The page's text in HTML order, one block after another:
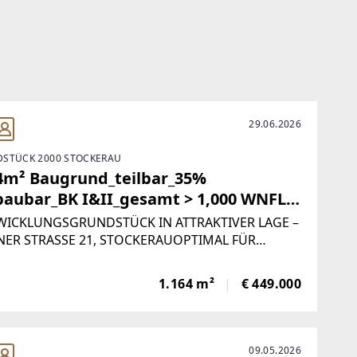
29.06.2026
2000 STOCKERAU
Baugrund_teilbar_35%
I&II_gesamt > 1,000 WNFL
IN ATTRAKTIVER LAGE –
STRASSE 21, STOCKERAUOPTIMAL FÜR
ein vielseitig nutzbares, rechteckiges
in gut angebundener Lage von Stockerau,
1.164 m² € 449.000
09.05.2026